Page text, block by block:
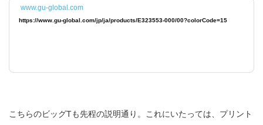
www.gu-global.com
https://www.gu-global.com/jp/ja/products/E323553-000/00?colorCode=15
こちらのビッグTも先程の説明通り。これにいたっては、プリント